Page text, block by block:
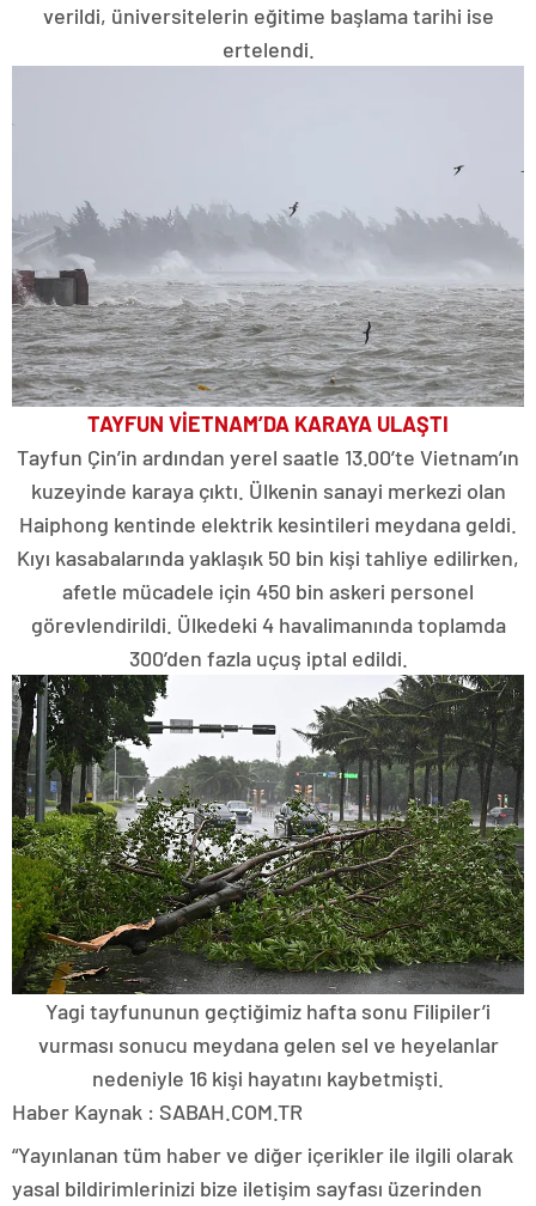
verildi, üniversitelerin eğitime başlama tarihi ise
ertelendi.
TAYFUN VİETNAM’DA KARAYA ULAŞTI
Tayfun Çin’in ardından yerel saatle 13.00’te Vietnam’ın
kuzeyinde karaya çıktı. Ülkenin sanayi merkezi olan
Haiphong kentinde elektrik kesintileri meydana geldi.
Kıyı kasabalarında yaklaşık 50 bin kişi tahliye edilirken,
afetle mücadele için 450 bin askeri personel
görevlendirildi. Ülkedeki 4 havalimanında toplamda
300’den fazla uçuş iptal edildi.
Yagi tayfununun geçtiğimiz hafta sonu Filipiler’i
vurması sonucu meydana gelen sel ve heyelanlar
nedeniyle 16 kişi hayatını kaybetmişti.
Haber Kaynak : SABAH.COM.TR
“Yayınlanan tüm haber ve diğer içerikler ile ilgili olarak
yasal bildirimlerinizi bize iletişim sayfası üzerinden